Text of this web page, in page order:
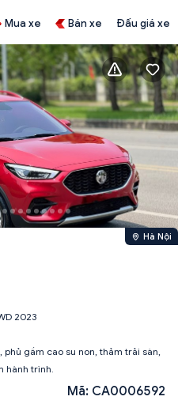
Mua xe Bán xe Đấu giá xe
Hà Nội
2023
gầm cao su non, thảm trải sàn,
Mã: CA0006592